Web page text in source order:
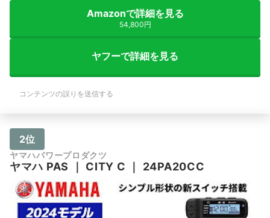
Amazonで詳細を見る
54,800円
ヤフーで詳細を見る
コンテンツの誤りを送信する
2位
ヤマハパワープロダクツ
ヤマハ PAS ｜ CITY C ｜ 24PA20CC